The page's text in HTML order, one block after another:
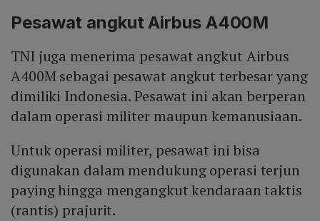
Pesawat angkut Airbus A400M
TNI juga menerima pesawat angkut Airbus
A400M sebagai pesawat angkut terbesar yang
dimiliki Indonesia. Pesawat ini akan berperan
dalam operasi militer maupun kemanusiaan.
Untuk operasi militer, pesawat ini bisa
digunakan dalam mendukung operasi terjun
paying hingga mengangkut kendaraan taktis
(rantis) prajurit.